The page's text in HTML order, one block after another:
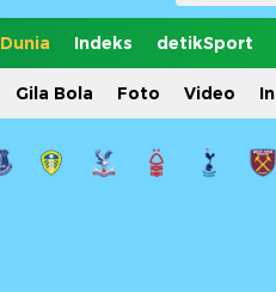
Dunia Indeks detikSport
Gila Bola Foto Video